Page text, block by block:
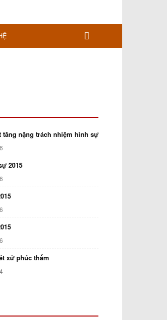
tăng nặng trách nhiệm hình sự
2015
xử phúc thẩm